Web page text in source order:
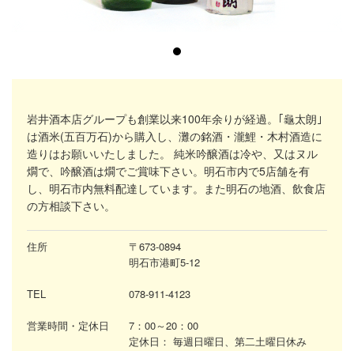
岩井酒本店グループも創業以来100年余りが経過。｢龜太朗｣
は酒米(五百万石)から購入し、灘の銘酒・瀧鯉・木村酒造に
造りはお願いいたしました。 純米吟醸酒は冷や、又はヌル
燗で、吟醸酒は燗でご賞味下さい。明石市内で5店舗を有
し、明石市内無料配達しています。また明石の地酒、飲食店
の方相談下さい。
住所
〒673-0894
明石市港町5-12
TEL 078-911-4123
営業時間・定休日
7：00～20：00
定休日： 毎週日曜日、第二土曜日休み